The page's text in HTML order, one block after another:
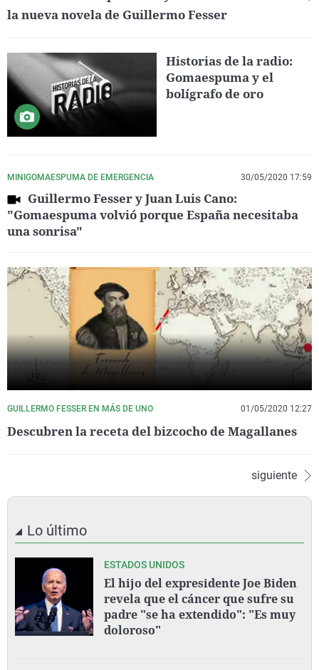
la nueva novela de Guillermo Fesser
Historias de la radio:
Gomaespuma y el
bolígrafo de oro
MINIGOMAESPUMA DE EMERGENCIA 30/05/2020 17:59
Guillermo Fesser y Juan Luis Cano:
"Gomaespuma volvió porque España necesitaba
una sonrisa"
GUILLERMO FESSER EN MÁS DE UNO 01/05/2020 12:27
Descubren la receta del bizcocho de Magallanes
siguiente
Lo último
ESTADOS UNIDOS
El hijo del expresidente Joe Biden
revela que el cáncer que sufre su
padre "se ha extendido": "Es muy
doloroso"